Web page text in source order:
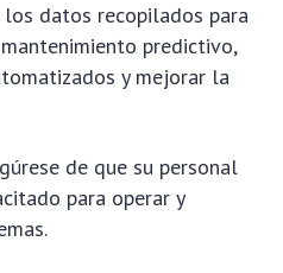
datos recopilados para
predictivo,
y mejorar la
de que su personal
para operar y